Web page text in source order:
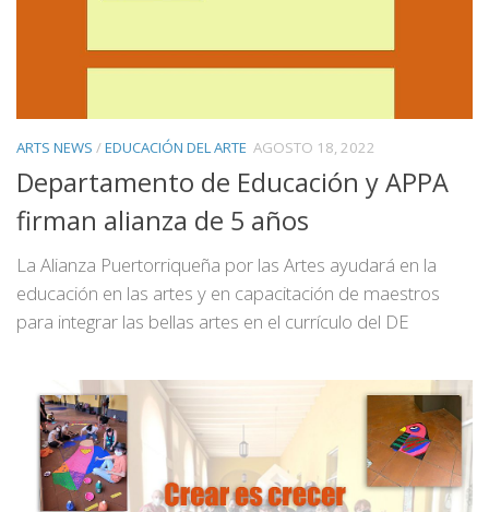
ARTS NEWS /EDUCACIÓN DEL ARTE AGOSTO 18, 2022
Departamento de Educación y APPA
firman alianza de 5 años
La Alianza Puertorriqueña por las Artes ayudará en la
educación en las artes y en capacitación de maestros
para integrar las bellas artes en el currículo del DE